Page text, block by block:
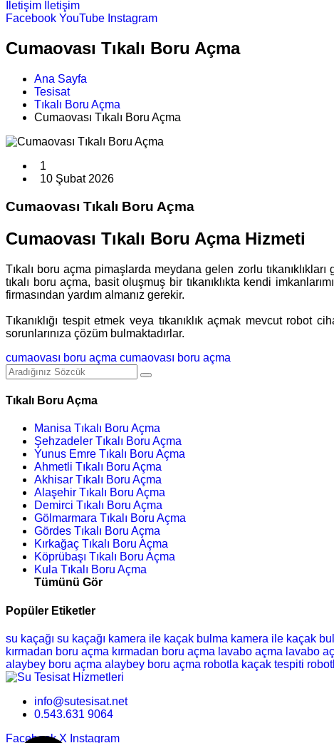
İletişim
İletişim
Facebook YouTube Instagram
Cumaovası Tıkalı Boru Açma
Ana Sayfa
Tesisat
Tıkalı Boru Açma
Cumaovası Tıkalı Boru Açma
1
10 Şubat 2026
Cumaovası Tıkalı Boru Açma
Cumaovası Tıkalı Boru Açma Hizmeti
Tıkalı boru açma pimaşlarda meydana gelen zorlu
tıkalı boru açma, basit oluşmuş bir tıkanıklıkta kendi
firmasından yardım almanız gerekir.
Tıkanıklığı tespit etmek veya tıkanıklık açmak mevcut
sorunlarınıza çözüm bulmaktadırlar.
cumaovası boru açma cumaovası boru açma
Tıkalı Boru Açma
Manisa Tıkalı Boru Açma
Şehzadeler Tıkalı Boru Açma
Yunus Emre Tıkalı Boru Açma
Ahmetli Tıkalı Boru Açma
Akhisar Tıkalı Boru Açma
Alaşehir Tıkalı Boru Açma
Demirci Tıkalı Boru Açma
Gölmarmara Tıkalı Boru Açma
Gördes Tıkalı Boru Açma
Kırkağaç Tıkalı Boru Açma
Köprübaşı Tıkalı Boru Açma
Kula Tıkalı Boru Açma
Tümünü Gör
Popüler Etiketler
su kaçağı su kaçağı kamera ile kaçak bulma kamera ile kaçak
kırmadan boru açma kırmadan boru açma lavabo açma lavabo
alaybey boru açma alaybey boru açma robotla kaçak tespiti
info@sutesisat.net
0.543.631 9064
Facebook X Instagram